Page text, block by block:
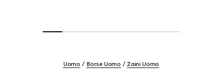
Uomo Borse Uomo Zaini Uomo